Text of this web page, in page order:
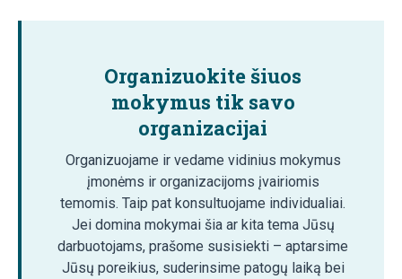
Organizuokite šiuos
mokymus tik savo
organizacijai
Organizuojame ir vedame vidinius mokymus
įmonėms ir organizacijoms įvairiomis
temomis. Taip pat konsultuojame individualiai.
Jei domina mokymai šia ar kita tema Jūsų
darbuotojams, prašome susisiekti – aptarsime
Jūsų poreikius, suderinsime patogų laiką bei